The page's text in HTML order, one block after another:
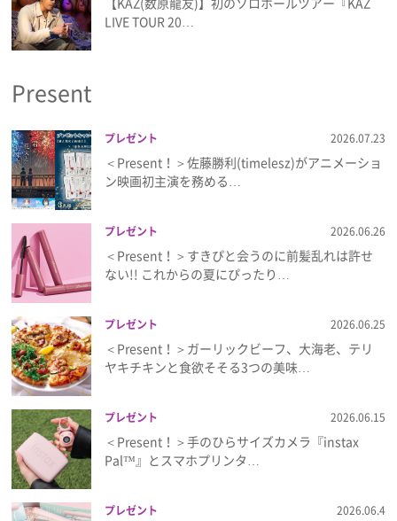
LIVE TOUR 20…
Present
プレゼント 2026.07.23
＜Present！＞佐藤勝利(timelesz)がアニメーショ
ン映画初主演を務める…
プレゼント 2026.06.26
＜Present！＞すきぴと会うのに前髪乱れは許せ
ない!! これからの夏にぴったり…
プレゼント 2026.06.25
＜Present！＞ガーリックビーフ、大海老、テリ
ヤキチキンと食欲そそる3つの美味…
プレゼント 2026.06.15
＜Present！＞手のひらサイズカメラ『instax
Pal™』とスマホプリンタ…
プレゼント 2026.06.4